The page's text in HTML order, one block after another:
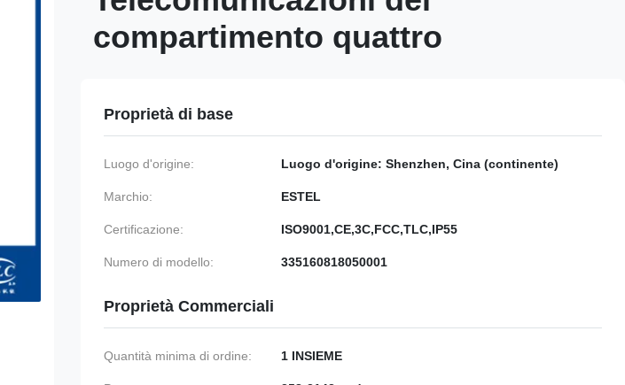
compartimento quattro
Proprietà di base
Luogo d'origine: Luogo d'origine: Shenzhen, Cina (continente)
Marchio: ESTEL
Certificazione: ISO9001,CE,3C,FCC,TLC,IP55
Numero di modello: 335160818050001
Proprietà Commerciali
Quantità minima di ordine: 1 INSIEME